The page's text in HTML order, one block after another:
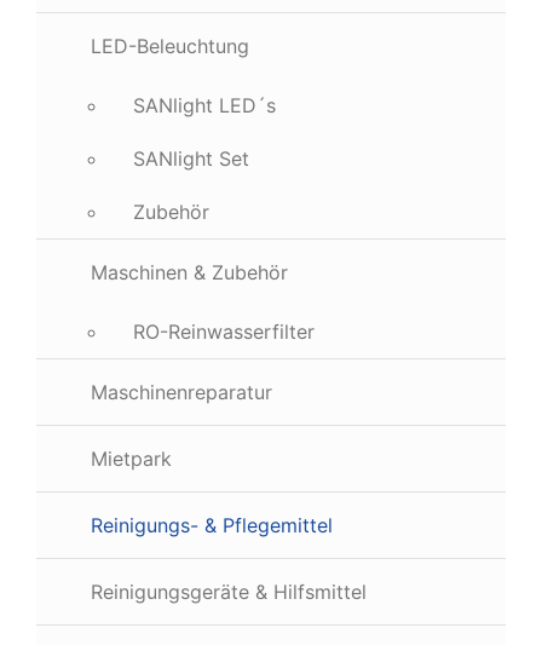
LED-Beleuchtung
SANlight LED´s
SANlight Set
Zubehör
Maschinen & Zubehör
RO-Reinwasserfilter
Maschinenreparatur
Mietpark
Reinigungs- & Pflegemittel
Reinigungsgeräte & Hilfsmittel